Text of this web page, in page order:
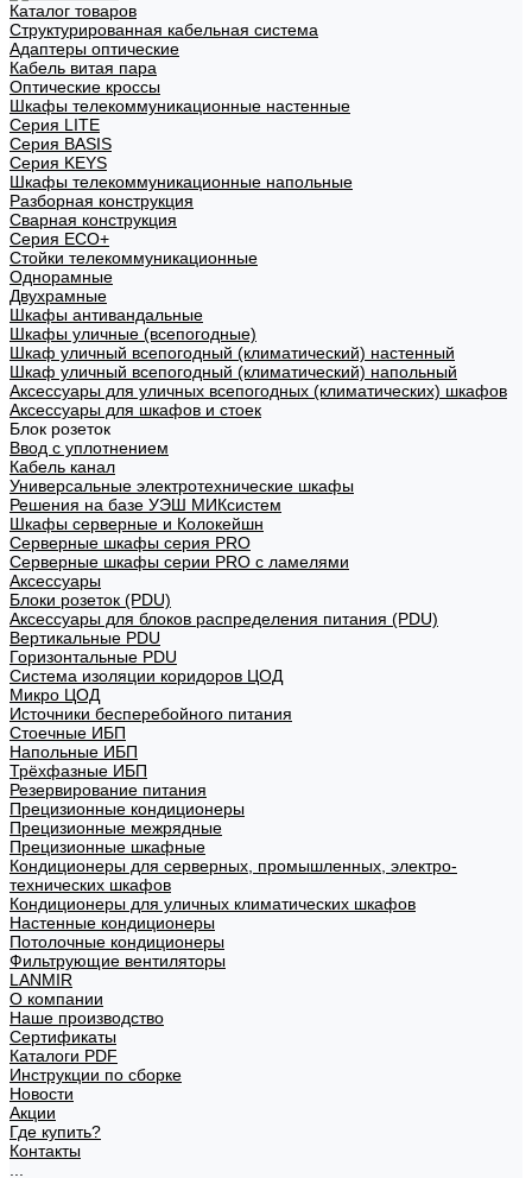
Каталог товаров
Структурированная кабельная система
Адаптеры оптические
Кабель витая пара
Оптические кроссы
Шкафы телекоммуникационные настенные
Cерия LITE
Cерия BASIS
Cерия KEYS
Шкафы телекоммуникационные напольные
Разборная конструкция
Сварная конструкция
Серия ECO+
Стойки телекоммуникационные
Однорамные
Двухрамные
Шкафы антивандальные
Шкафы уличные (всепогодные)
Шкаф уличный всепогодный (климатический) настенный
Шкаф уличный всепогодный (климатический) напольный
Аксессуары для уличных всепогодных (климатических) шкафов
Аксессуары для шкафов и стоек
Блок розеток
Ввод с уплотнением
Кабель канал
Универсальные электротехнические шкафы
Решения на базе УЭШ МИКсистем
Шкафы серверные и Колокейшн
Серверные шкафы серия PRO
Серверные шкафы серии PRO с ламелями
Аксессуары
Блоки розеток (PDU)
Аксессуары для блоков распределения питания (PDU)
Вертикальные PDU
Горизонтальные PDU
Система изоляции коридоров ЦОД
Микро ЦОД
Источники бесперебойного питания
Стоечные ИБП
Напольные ИБП
Трёхфазные ИБП
Резервирование питания
Прецизионные кондиционеры
Прецизионные межрядные
Прецизионные шкафные
Кондиционеры для серверных, промышленных, электро-
технических шкафов
Кондиционеры для уличных климатических шкафов
Настенные кондиционеры
Потолочные кондиционеры
Фильтрующие вентиляторы
LANMIR
О компании
Наше производство
Сертификаты
Каталоги PDF
Инструкции по сборке
Новости
Акции
Где купить?
Контакты